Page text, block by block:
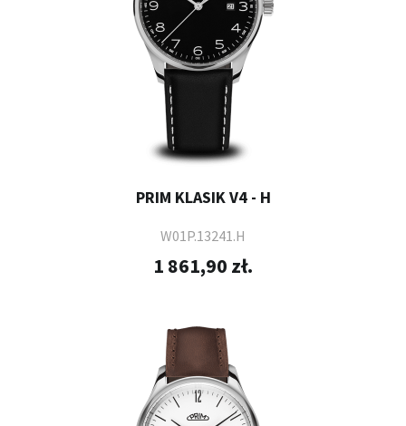
PRIM KLASIK V4 - H
W01P.13241.H
1 861,90 zł.